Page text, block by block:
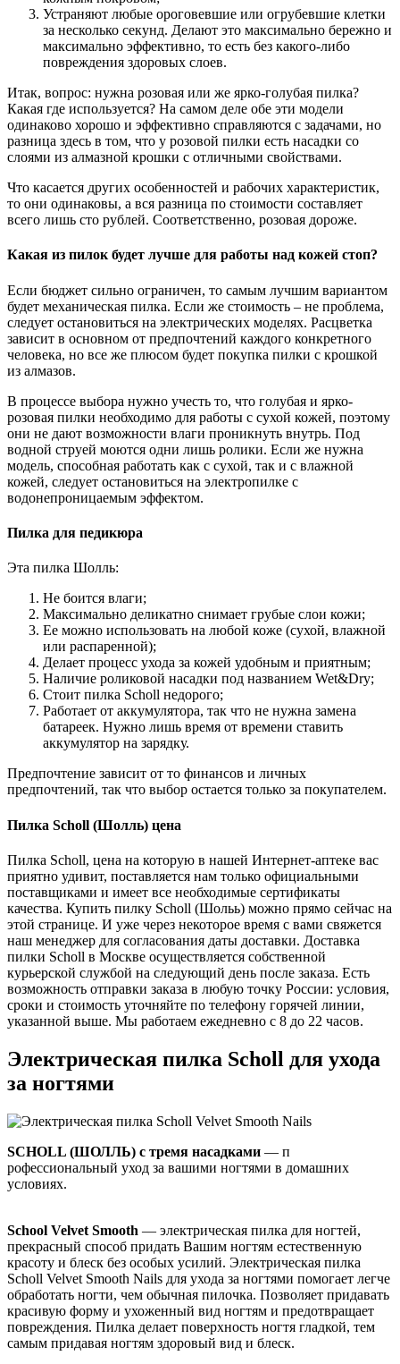
Устраняют любые ороговевшие или огрубевшие клетки
за несколько секунд. Делают это максимально бережно и
максимально эффективно, то есть без какого-либо
повреждения здоровых слоев.
Итак, вопрос: нужна розовая или же ярко-голубая пилка?
Какая где используется? На самом деле обе эти модели
одинаково хорошо и эффективно справляются с задачами, но
разница здесь в том, что у розовой пилки есть насадки со
слоями из алмазной крошки с отличными свойствами.
Что касается других особенностей и рабочих характеристик,
то они одинаковы, а вся разница по стоимости составляет
всего лишь сто рублей. Соответственно, розовая дороже.
Какая из пилок будет лучше для работы над кожей стоп?
Если бюджет сильно ограничен, то самым лучшим вариантом
будет механическая пилка. Если же стоимость – не проблема,
следует остановиться на электрических моделях. Расцветка
зависит в основном от предпочтений каждого конкретного
человека, но все же плюсом будет покупка пилки с крошкой
из алмазов.
В процессе выбора нужно учесть то, что голубая и ярко-
розовая пилки необходимо для работы с сухой кожей, поэтому
они не дают возможности влаги проникнуть внутрь. Под
водной струей моются одни лишь ролики. Если же нужна
модель, способная работать как с сухой, так и с влажной
кожей, следует остановиться на электропилке с
водонепроницаемым эффектом.
Пилка для педикюра
Эта пилка Шолль:
Не боится влаги;
Максимально деликатно снимает грубые слои кожи;
Ее можно использовать на любой коже (сухой, влажной
или распаренной);
Делает процесс ухода за кожей удобным и приятным;
Наличие роликовой насадки под названием Wet&Dry;
Стоит пилка Scholl недорого;
Работает от аккумулятора, так что не нужна замена
батареек. Нужно лишь время от времени ставить
аккумулятор на зарядку.
Предпочтение зависит от то финансов и личных
предпочтений, так что выбор остается только за покупателем.
Пилка Scholl (Шолль) цена
Пилка Scholl, цена на которую в нашей Интернет-аптеке вас
приятно удивит, поставляется нам только официальными
поставщиками и имеет все необходимые сертификаты
качества. Купить пилку Scholl (Шольь) можно прямо сейчас на
этой странице. И уже через некоторое время с вами свяжется
наш менеджер для согласования даты доставки. Доставка
пилки Scholl в Москве осуществляется собственной
курьерской службой на следующий день после заказа. Есть
возможность отправки заказа в любую точку России: условия,
сроки и стоимость уточняйте по телефону горячей линии,
указанной выше. Мы работаем ежедневно с 8 до 22 часов.
Электрическая пилка Scholl для ухода
за ногтями
SCHOLL (ШОЛЛЬ) с тремя насадками — п
рофессиональный уход за вашими ногтями в домашних
условиях.
School Velvet Smooth — электрическая пилка для ногтей,
прекрасный способ придать Вашим ногтям естественную
красоту и блеск без особых усилий. Электрическая пилка
Scholl Velvet Smooth Nails для ухода за ногтями помогает легче
обработать ногти, чем обычная пилочка. Позволяет придавать
красивую форму и ухоженный вид ногтям и предотвращает
повреждения. Пилка делает поверхность ногтя гладкой, тем
самым придавая ногтям здоровый вид и блеск.